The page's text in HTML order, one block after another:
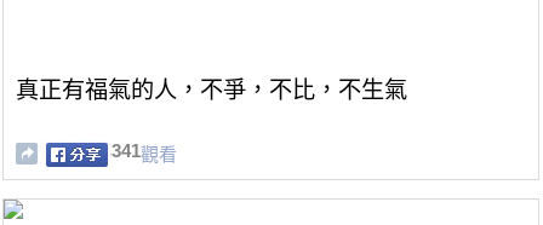
真正有福氣的人，不爭，不比，不生氣
341觀看